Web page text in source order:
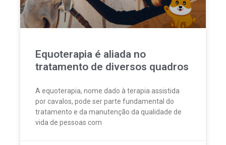
Equoterapia é aliada no
tratamento de diversos quadros
A equoterapia, nome dado à terapia assistida
por cavalos, pode ser parte fundamental do
tratamento e da manutenção da qualidade de
vida de pessoas com